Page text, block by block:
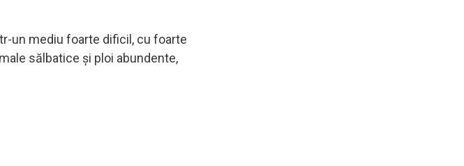
un mediu foarte dificil, cu foarte
sălbatice și ploi abundente,